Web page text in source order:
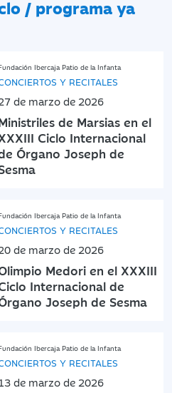
/ programa ya
Ibercaja Patio de la Infanta
Y RECITALES
de marzo de 2026
de Marsias en el
Ciclo Internacional
Órgano Joseph de
Ibercaja Patio de la Infanta
Y RECITALES
de marzo de 2026
Medori en el XXXIII
Internacional de
Joseph de Sesma
Ibercaja Patio de la Infanta
Y RECITALES
de marzo de 2026